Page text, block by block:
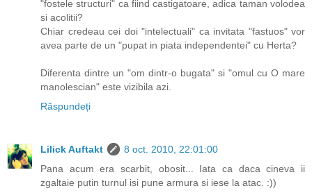
"fostele structuri" ca fiind castigatoare, adica taman volodea
si acolitii?
Chiar credeau cei doi "intelectuali" ca invitata "fastuos" vor
avea parte de un "pupat in piata independentei" cu Herta?
Diferenta dintre un "om dintr-o bugata" si "omul cu O mare
manolescian" este vizibila azi.
Răspundeți
Lilick Auftakt
8 oct. 2010, 22:01:00
Pana acum era scarbit, obosit... Iata ca daca cineva ii
zgaltaie putin turnul isi pune armura si iese la atac. :))